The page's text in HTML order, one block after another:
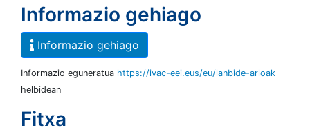
Informazio gehiago
Informazio gehiago
Informazio eguneratua https://ivac-eei.eus/eu/lanbide-arloak
helbidean
Fitxa